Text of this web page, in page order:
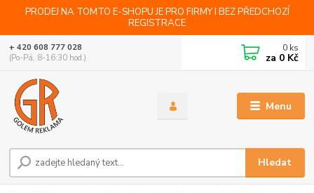
PRODEJ NA TOMTO E-SHOPU JE PRO FIRMY I BEZ PŘEDCHOZÍ
REGISTRACE
Menu
Hledat
+ 420 608 777 028
(Po-Pá, 8-16:30 hod.)
0 ks
za 0 Kč